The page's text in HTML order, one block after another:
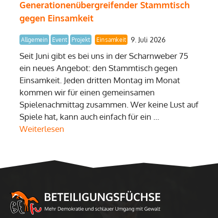
Generationenübergreifender Stammtisch
gegen Einsamkeit
Allgemein Event Projekt Einsamkeit 9. Juli 2026
Seit Juni gibt es bei uns in der Scharnweber 75
ein neues Angebot: den Stammtisch gegen
Einsamkeit. Jeden dritten Montag im Monat
kommen wir für einen gemeinsamen
Spielenachmittag zusammen. Wer keine Lust auf
Spiele hat, kann auch einfach für ein …
Weiterlesen